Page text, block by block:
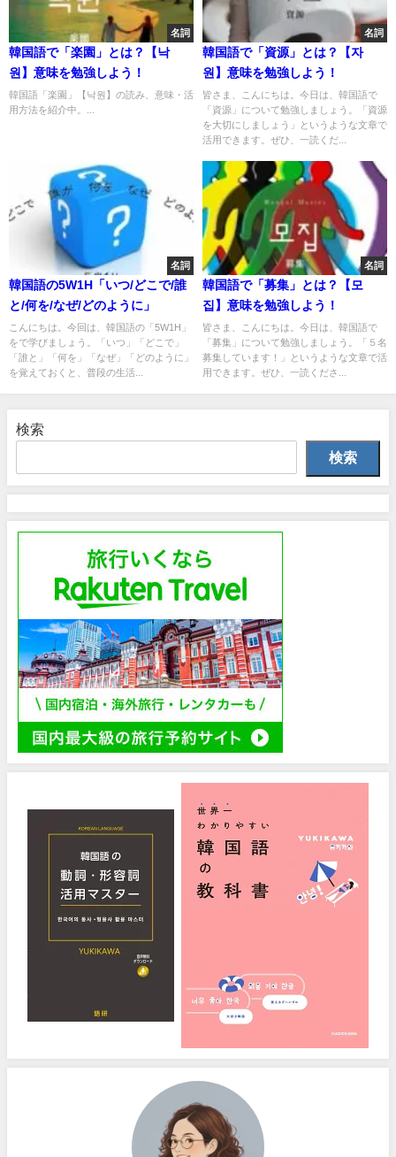
名詞
韓国語で「楽園」とは？【낙
원】意味を勉強しよう！
韓国語「楽園」【낙원】の読み、意味・活
用方法を紹介中。...
名詞
韓国語で「資源」とは？【자
원】意味を勉強しよう！
皆さま、こんにちは。今日は、韓国語で
「資源」について勉強しましょう。「資源
を大切にしましょう」というような文章で
活用できます。ぜひ、一読くだ...
名詞
韓国語の5W1H「いつ/どこで/誰
と/何を/なぜ/どのように」
こんにちは。今回は、韓国語の「5W1H」
をで学びましょう。「いつ」「どこで」
「誰と」「何を」「なぜ」「どのように」
を覚えておくと、普段の生活...
名詞
韓国語で「募集」とは？【모
집】意味を勉強しよう！
皆さま、こんにちは。今日は、韓国語で
「募集」について勉強しましょう。「５名
募集しています！」というような文章で活
用できます。ぜひ、一読くださ...
検索
検索